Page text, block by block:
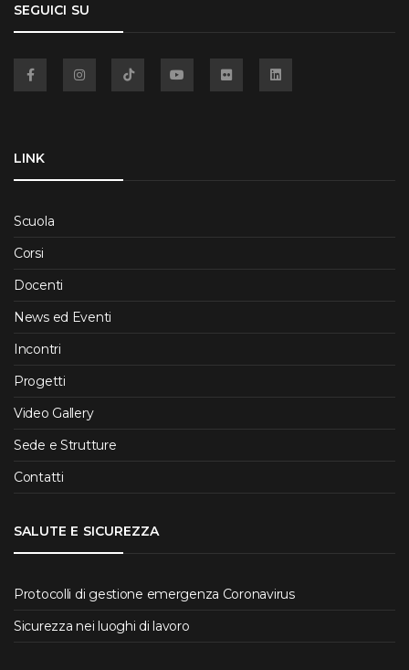
SEGUICI SU
LINK
Scuola
Corsi
Docenti
News ed Eventi
Incontri
Progetti
Video Gallery
Sede e Strutture
Contatti
SALUTE E SICUREZZA
Protocolli di gestione emergenza Coronavirus
Sicurezza nei luoghi di lavoro